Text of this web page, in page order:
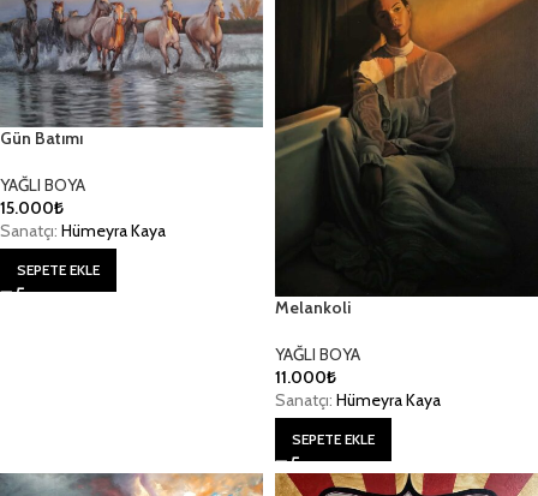
Gün Batımı
YAĞLI BOYA
15.000₺
Sanatçı: Hümeyra Kaya
SEPETE EKLE
Melankoli
YAĞLI BOYA
11.000₺
Sanatçı: Hümeyra Kaya
SEPETE EKLE